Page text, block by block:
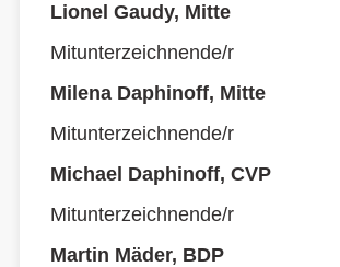
Lionel Gaudy, Mitte
Mitunterzeichnende/r
Milena Daphinoff, Mitte
Mitunterzeichnende/r
Michael Daphinoff, CVP
Mitunterzeichnende/r
Martin Mäder, BDP